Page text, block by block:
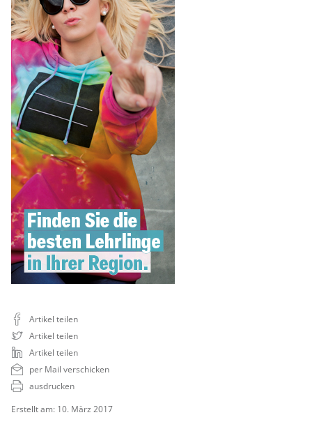
Artikel teilen
Artikel teilen
Artikel teilen
per Mail verschicken
ausdrucken
Erstellt am: 10. März 2017